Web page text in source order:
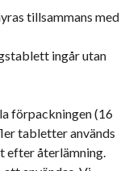
tillsammans med
ingår utan
förpackningen (16
tabletter används
efter återlämning.